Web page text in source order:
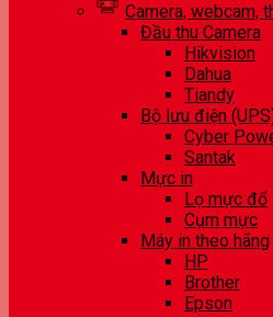
Camera, webcam,
Đầu thu Camera
Hikvision
Dahua
Tiandy
Bộ lưu điện
Cyber
Santak
Mực in
Lọ mực đổ
Cụm mực
Máy in theo hãng
HP
Brother
Epson